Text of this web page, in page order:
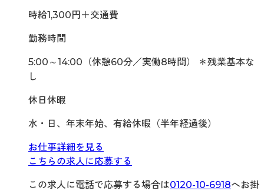
時給1,300円＋交通費
勤務時間
5:00～14:00（休憩60分／実働8時間） ＊残業基本な
し
休日休暇
水・日、年末年始、有給休暇（半年経過後）
お仕事詳細を見る
こちらの求人に応募する
この求人に電話で応募する場合は0120-10-6918へお掛